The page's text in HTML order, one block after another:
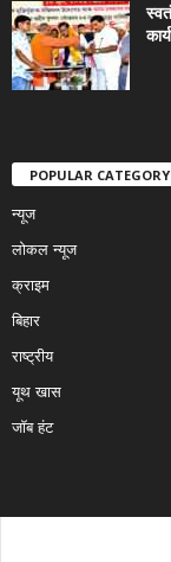
POPULAR CATEGORY
न्यूज
लोकल न्यूज
क्राइम
बिहार
राष्ट्रीय
यूथ खास
जॉब हंट